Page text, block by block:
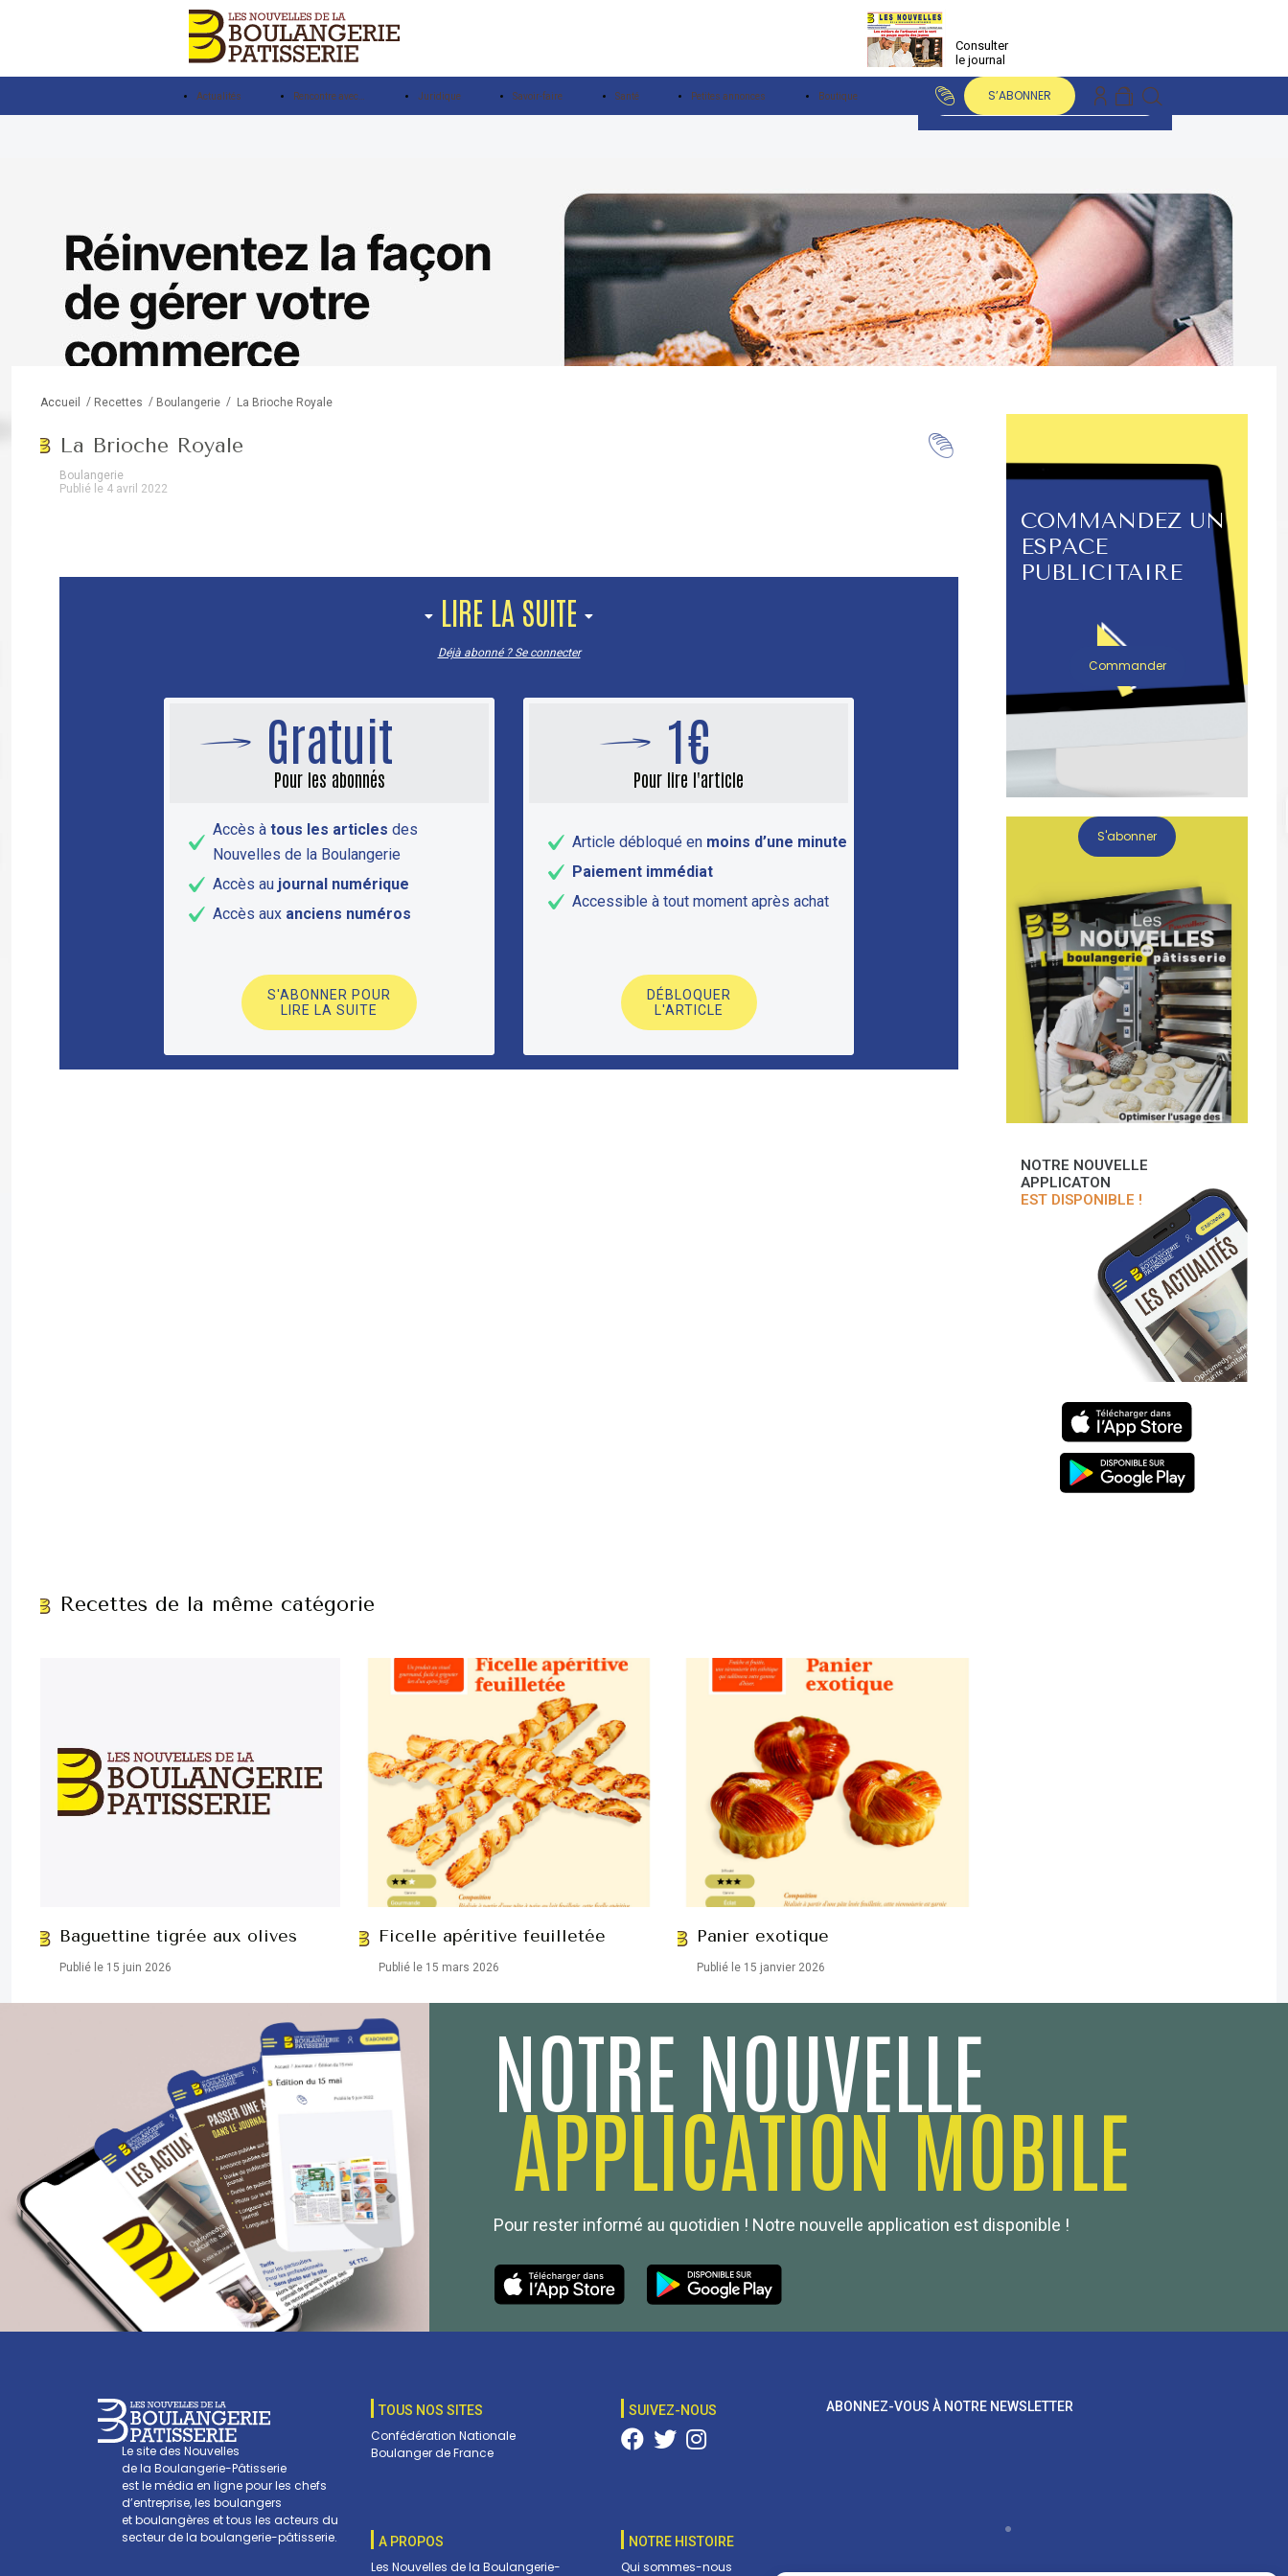
Consulter
le journal
Actualités Rencontre avec… Juridique Savoir-faire Santé Petites annonces Boutique S’ABONNER
Accueil / Recettes / Boulangerie / La Brioche Royale
La Brioche Royale
Boulangerie
Publié le 4 avril 2022
LIRE LA SUITE
Déjà abonné ? Se connecter
Gratuit
Pour les abonnés
Accès à tous les articles des
Nouvelles de la Boulangerie
Accès au journal numérique
Accès aux anciens numéros
S'ABONNER POUR
LIRE LA SUITE
1€
Pour lire l'article
Article débloqué en moins d’une minute
Paiement immédiat
Accessible à tout moment après achat
DÉBLOQUER
L'ARTICLE
COMMANDEZ UN
ESPACE
PUBLICITAIRE
Commander
S'abonner
NOTRE NOUVELLE
APPLICATON
EST DISPONIBLE !
Recettes de la même catégorie
Baguettine tigrée aux olives
Publié le 15 juin 2026
Ficelle apéritive feuilletée
Publié le 15 mars 2026
Panier exotique
Publié le 15 janvier 2026
NOTRE NOUVELLE
APPLICATION MOBILE
Pour rester informé au quotidien ! Notre nouvelle application est disponible !
Le site des Nouvelles
de la Boulangerie-Pâtisserie
est le média en ligne pour les chefs
d’entreprise, les boulangers
et boulangères et tous les acteurs du
secteur de la boulangerie-pâtisserie.
TOUS NOS SITES
Confédération Nationale
Boulanger de France
SUIVEZ-NOUS
A PROPOS
Les Nouvelles de la Boulangerie-
NOTRE HISTOIRE
Qui sommes-nous
ABONNEZ-VOUS À NOTRE NEWSLETTER